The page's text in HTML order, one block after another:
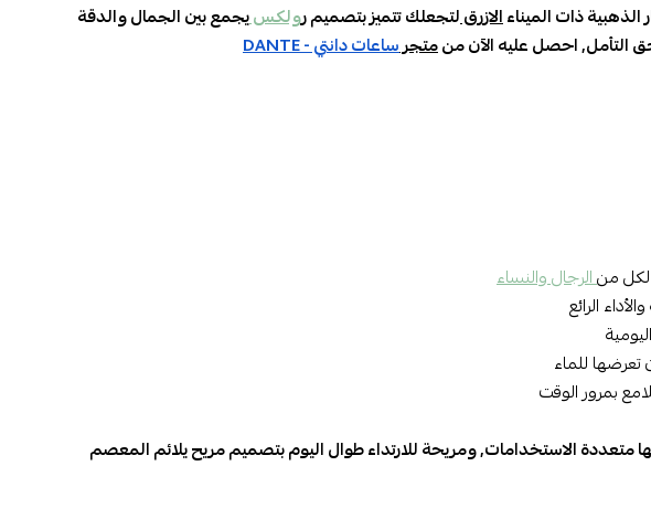
ذات الميناءالازرقلتجعلك تتميز بتصميمرولكسيجمع بين الجمال والدقة
احصل عليه الآن منمتجرساعات دانتي - DANTE
لكل منالرجال والنساء
الرائع
للماء
بمرور الوقت
متعددة الاستخدامات,ومريحة للارتداء طوال اليوم بتصميم مريح يلائم المعصم